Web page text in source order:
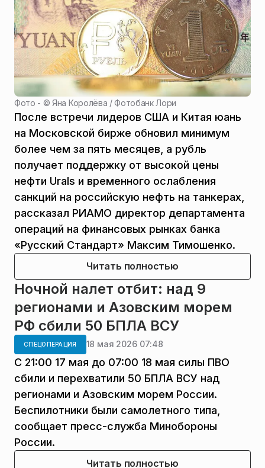
Фото - ©Яна Королёва / Фотобанк Лори
После встречи лидеров США и Китая юань
на Московской бирже обновил минимум
более чем за пять месяцев, а рубль
получает поддержку от высокой цены
нефти Urals и временного ослабления
санкций на российскую нефть на танкерах,
рассказал РИАМО директор департамента
операций на финансовых рынках банка
«Русский Стандарт» Максим Тимошенко.
Читать полностью
Ночной налет отбит: над 9
регионами и Азовским морем
РФ сбили 50 БПЛА ВСУ
СПЕЦОПЕРАЦИЯ 18 мая 2026 07:48
С 21:00 17 мая до 07:00 18 мая силы ПВО
сбили и перехватили 50 БПЛА ВСУ над
регионами и Азовским морем России.
Беспилотники были самолетного типа,
сообщает пресс-служба Минобороны
России.
Читать полностью